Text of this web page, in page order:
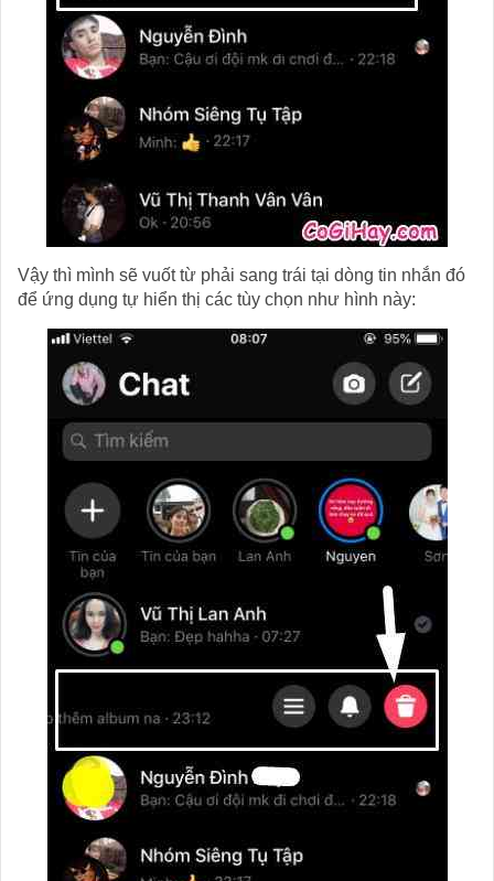
Vậy thì mình sẽ vuốt từ phải sang trái tại dòng tin nhắn đó
để ứng dụng tự hiển thị các tùy chọn như hình này: